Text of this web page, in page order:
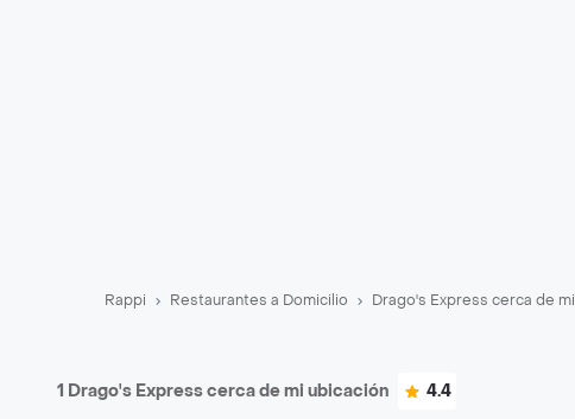
Rappi Restaurantes a Domicilio Drago's Express cerca de mi
1 Drago's Express cerca de mi ubicación 4.4